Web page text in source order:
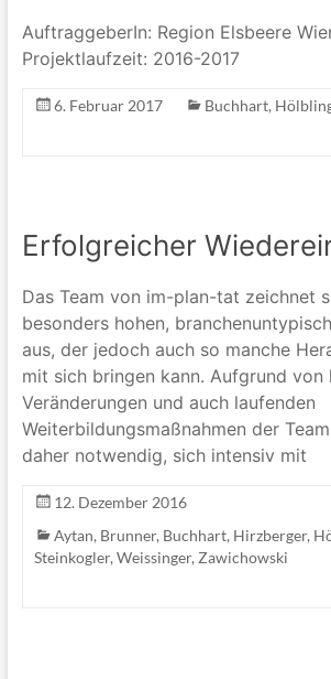
AuftraggeberIn: Region Elsbeere
Projektlaufzeit: 2016-2017
6. Februar 2017 Buchhart,
Erfolgreicher
Das Team von im-plan-tat zeichnet
besonders hohen,
aus, der jedoch auch so manche
mit sich bringen kann. Aufgrund von
Veränderungen und auch laufenden
Weiterbildungsmaßnahmen der
daher notwendig, sich intensiv mit
12. Dezember 2016
Aytan, Brunner, Buchhart, Hirzberger,
Steinkogler, Weissinger, Zawichowski